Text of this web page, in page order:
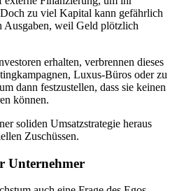
zu viel Kapital kann gefährlich
Ausgaben, weil Geld plötzlich
erhalten, verbrennen dieses
Luxus-Büros oder zu
dann festzustellen, dass sie keinen
können.
soliden Umsatzstrategie heraus
Zuschüssen.
Unternehmer